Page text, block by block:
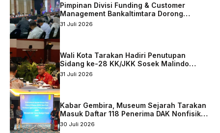
Pimpinan Divisi Funding & Customer
Management Bankaltimtara Dorong
Percepatan Digitalisasi Keuangan di Kota
31 Juli 2026
Wali Kota Tarakan Hadiri Penutupan
Sidang ke-28 KK/JKK Sosek Malindo
Tingkat Kaltara–Sabah
31 Juli 2026
Kabar Gembira, Museum Sejarah Tarakan
Masuk Daftar 118 Penerima DAK Nonfisik
2027
30 Juli 2026